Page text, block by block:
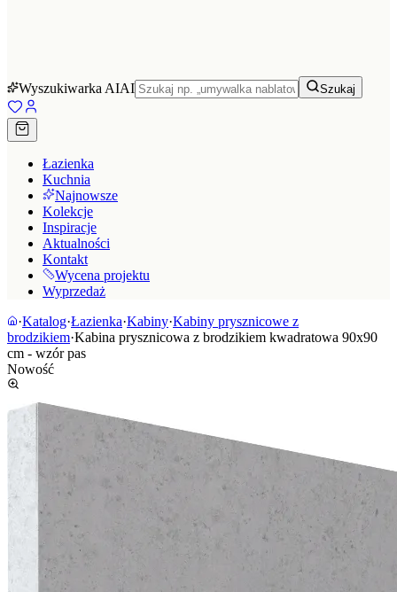
Wyszukiwarka AIAI Szukaj
Łazienka
Kuchnia
Najnowsze
Kolekcje
Inspiracje
Aktualności
Kontakt
Wycena projektu
Wyprzedaż
·Katalog·Łazienka·Kabiny·Kabiny prysznicowe z
brodzikiem·Kabina prysznicowa z brodzikiem kwadratowa 90x90
cm - wzór pas
Nowość